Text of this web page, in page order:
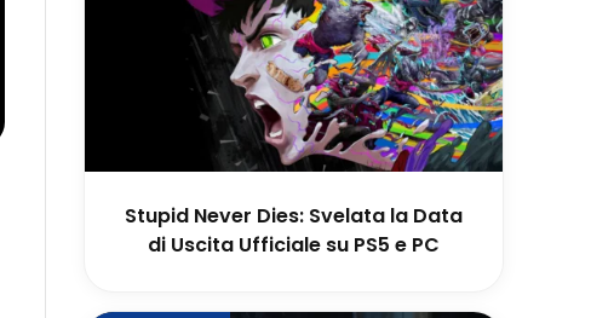
Stupid Never Dies: Svelata la Data
di Uscita Ufficiale su PS5 e PC